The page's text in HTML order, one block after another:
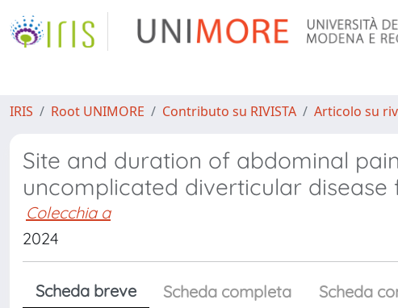
IRIS Root UNIMORE Contributo su RIVISTA Articolo su
Site and duration of abdominal
uncomplicated diverticular
Colecchia a
2024
Scheda breve Scheda completa Scheda